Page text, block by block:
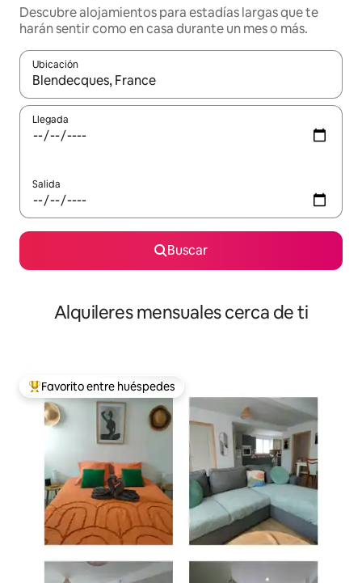
Descubre alojamientos para estadías largas que te
harán sentir como en casa durante un mes o más.
Ubicación
Cuando los resultados estén disponibles, navega con las
Llegada
Salida
Buscar
Alquileres mensuales cerca de ti
Favorito entre huéspedes preferido
Favorito entre huéspedes